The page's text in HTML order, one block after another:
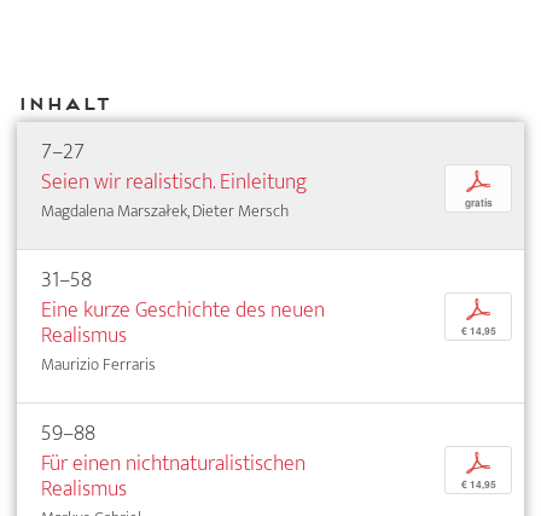
Inhalt
7–27
Seien wir realistisch. Einleitung
Magdalena Marszałek, Dieter Mersch
p
gratis
31–58
Eine kurze Geschichte des neuen
Realismus
Maurizio Ferraris
p
€ 14,95
59–88
Für einen nichtnaturalistischen
Realismus
p
€ 14,95